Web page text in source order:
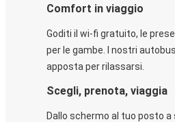
Comfort in viaggio
Goditi il wi-fi gratuito, le
per le gambe. I nostri
apposta per rilassarsi.
Scegli, prenota, viaggia
Dallo schermo al tuo posto